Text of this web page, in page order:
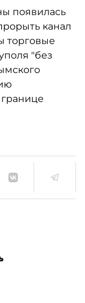
появилась
канал
торговые
"без